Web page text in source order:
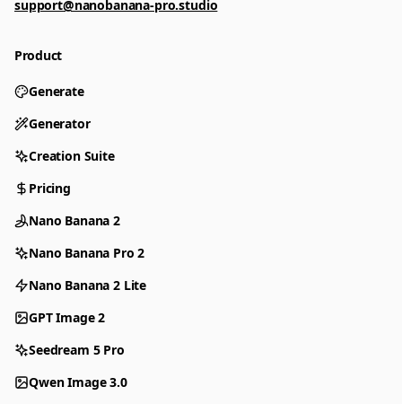
support@nanobanana-pro.studio
Product
Generate
Generator
Creation Suite
Pricing
Nano Banana 2
Nano Banana Pro 2
Nano Banana 2 Lite
GPT Image 2
Seedream 5 Pro
Qwen Image 3.0